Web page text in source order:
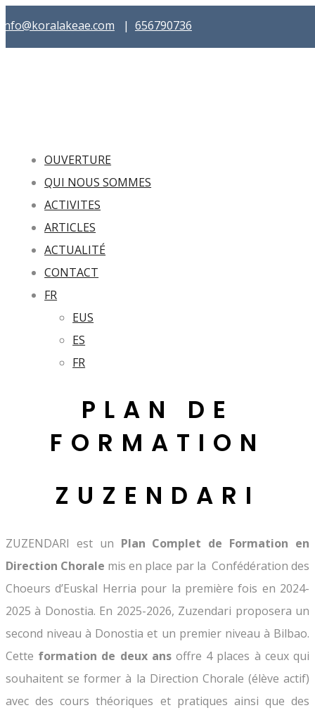
info@koralakeae.com | 656790736
OUVERTURE
QUI NOUS SOMMES
ACTIVITES
ARTICLES
ACTUALITÉ
CONTACT
FR
EUS
ES
FR
PLAN DE
FORMATION
ZUZENDARI
ZUZENDARI est un Plan Complet de Formation en
Direction Chorale mis en place par la Confédération des
Choeurs d’Euskal Herria pour la première fois en 2024-
2025 à Donostia. En 2025-2026, Zuzendari proposera un
second niveau à Donostia et un premier niveau à Bilbao.
Cette formation de deux ansoffre 4 places à ceux qui
souhaitent se former à la Direction Chorale (élève actif)
avec des cours théoriques et pratiques ainsi que des